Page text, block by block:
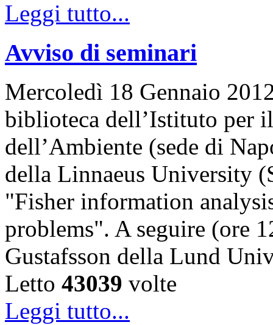
Leggi tutto...
Avviso di seminari
Mercoledì 18 Gennaio
biblioteca dell’Istituto per
dell’Ambiente (sede di
della Linnaeus University
"Fisher information
problems". A seguire (ore
Gustafsson della Lund
Letto 43039 volte
Leggi tutto...